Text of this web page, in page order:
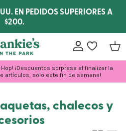
EN PEDIDOS SUPERIORES A
$200.
Cuentalista de
¡Descuentos sorpresa al finalizar la
artículos, solo este fin de semana!
chalecos y